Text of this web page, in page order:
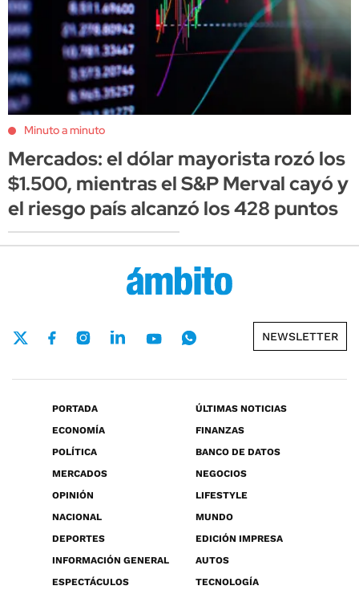
Minuto a minuto
Mercados: el dólar mayorista rozó los
$1.500, mientras el S&P Merval cayó y
el riesgo país alcanzó los 428 puntos
NEWSLETTER
PORTADA
ÚLTIMAS NOTICIAS
ECONOMÍA
FINANZAS
POLÍTICA
BANCO DE DATOS
MERCADOS
NEGOCIOS
OPINIÓN
LIFESTYLE
NACIONAL
MUNDO
DEPORTES
EDICIÓN IMPRESA
INFORMACIÓN GENERAL
AUTOS
ESPECTÁCULOS
TECNOLOGÍA